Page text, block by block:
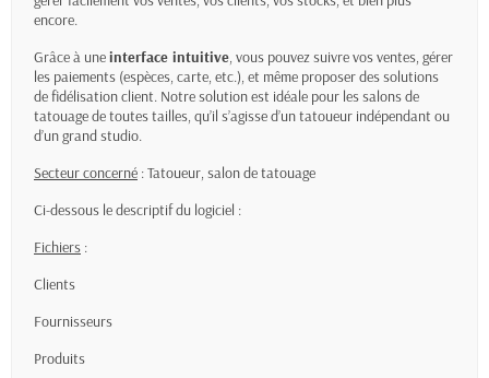
encore.
Grâce à uneinterface intuitive, vous pouvez suivre vos ventes, gérer
les paiements (espèces, carte, etc.), et même proposer des solutions
de fidélisation client. Notre solution est idéale pour les salons de
tatouage de toutes tailles, qu’il s’agisse d’un tatoueur indépendant ou
d’un grand studio.
Secteur concerné : Tatoueur, salon de tatouage
Ci-dessous le descriptif du logiciel :
Fichiers :
Clients
Fournisseurs
Produits